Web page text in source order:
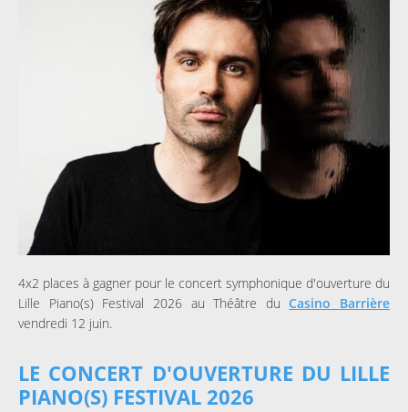
4x2 places à gagner pour le concert symphonique d'ouverture du
Lille Piano(s) Festival 2026 au Théâtre duCasino Barrière
vendredi 12 juin.
LE CONCERT D'OUVERTURE DU LILLE
PIANO(S) FESTIVAL 2026